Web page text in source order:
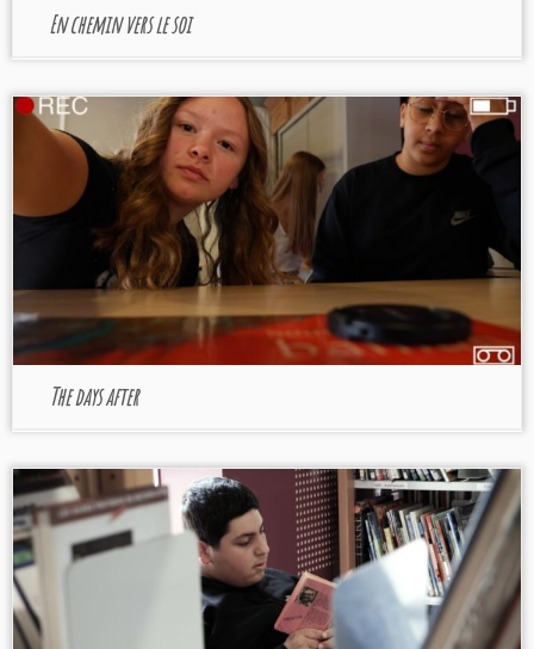
En chemin vers le soi
The days after